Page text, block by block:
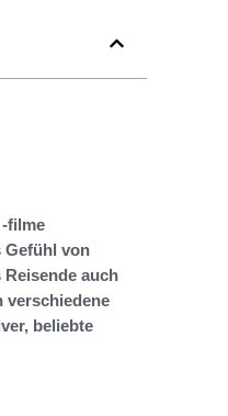
filme
Gefühl von
auch
verschiedene
beliebte